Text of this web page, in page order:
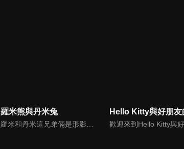
羅米熊與丹米兔
羅米和丹米這兄弟倆是形影不離的好夥伴。可是事情並不是從一開始就這樣的……星際探險家丹米的飛船某次偶然墜落在羅米的蜜罐房子上，不但把房子砸壞了，還強行霸佔了羅米的房間，他們從第一次見面就不能容忍對方。但是經過一系列的事情，兩人最終解開分歧，接受對方的不同，而成為最好的朋友。